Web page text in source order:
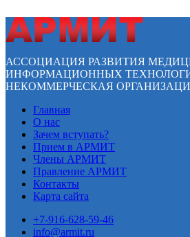
АССОЦИАЦИЯ РАЗВИТИЯ
ИНФОРМАЦИОННЫХ
НЕКОММЕРЧЕСКАЯ
Главная
О нас
Зачем вступать?
Прием в АРМИТ
Члены АРМИТ
Правление АРМИТ
Контакты
Карта сайта
+7-916-628-59-46
info@armit.ru